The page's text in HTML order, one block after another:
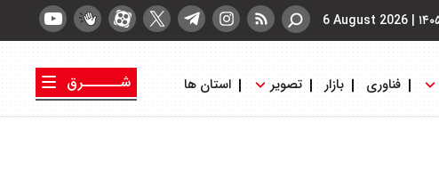
|
6 August 2026
فناوری بازار تصویر استان ها
شــــــرق